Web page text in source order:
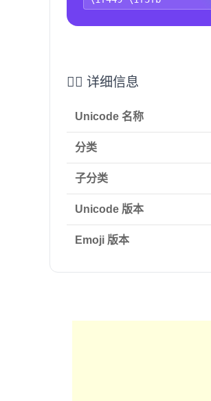
👉🏻 详细信息
Unicode 名称
分类
子分类
Unicode 版本
Emoji 版本